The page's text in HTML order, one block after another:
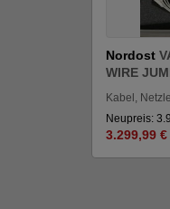
Nordost
WIRE
Kabel,
Neupreis:
3.299,99 €